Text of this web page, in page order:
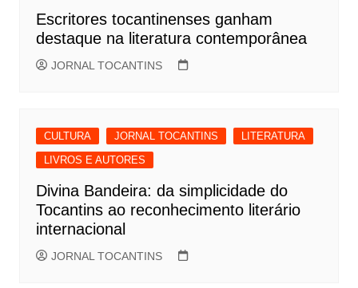
Escritores tocantinenses ganham
destaque na literatura contemporânea
JORNAL TOCANTINS
CULTURA JORNAL TOCANTINS
LITERATURA
LIVROS E AUTORES
Divina Bandeira: da simplicidade do
Tocantins ao reconhecimento literário
internacional
JORNAL TOCANTINS